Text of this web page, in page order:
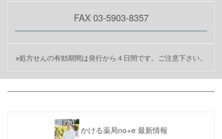
FAX 03-5903-8357
※処方せんの有効期間は発行から４日間です。ご注意下さい。
かける薬局no+e 最新情報